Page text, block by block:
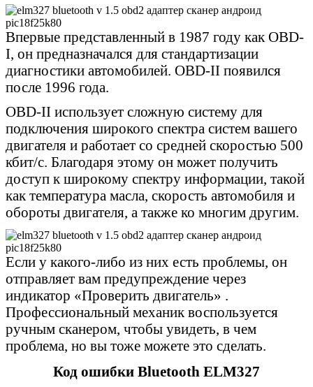
Впервые представленный в 1987 году как OBD-
I, он предназначался для стандартизации
диагностики автомобилей. OBD-II появился
после 1996 года.
OBD-II использует сложную систему для
подключения широкого спектра систем вашего
двигателя и работает со средней скоростью 500
кбит/с. Благодаря этому он может получить
доступ к широкому спектру информации, такой
как температура масла, скорость автомобиля и
обороты двигателя, а также ко многим другим.
Если у какого-либо из них есть проблемы, он
отправляет вам предупреждение через
индикатор «Проверить двигатель» .
Профессиональный механик воспользуется
ручным сканером, чтобы увидеть, в чем
проблема, но вы тоже можете это сделать.
Код ошибки Bluetooth ELM327